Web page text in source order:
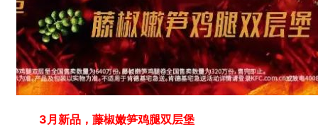
3月新品，藤椒嫩笋鸡腿双层堡